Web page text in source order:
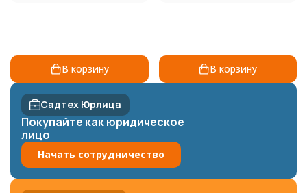
В корзину В корзину
Садтех Юрлица
Покупайте как юридическое
лицо
Начать сотрудничество